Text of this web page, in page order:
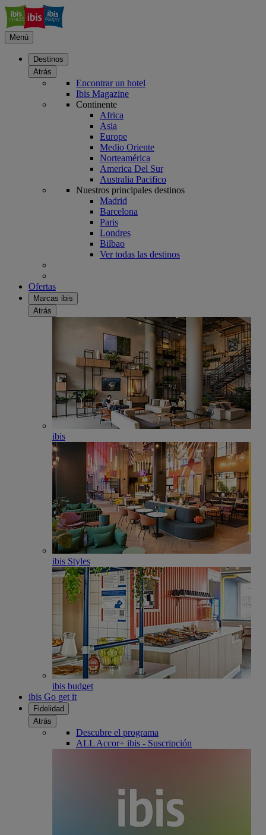
Menú
Destinos
Atrás
Encontrar un hotel
Ibis Magazine
Continente
Africa
Asia
Europe
Medio Oriente
Norteamérica
America Del Sur
Australia Pacifico
Nuestros principales destinos
Madrid
Barcelona
Paris
Londres
Bilbao
Ver todas las destinos
Ofertas
Marcas ibis
Atrás
ibis
ibis Styles
ibis budget
ibis Go get it
Fidelidad
Atrás
Descubre el programa
ALL Accor+ ibis - Suscripción